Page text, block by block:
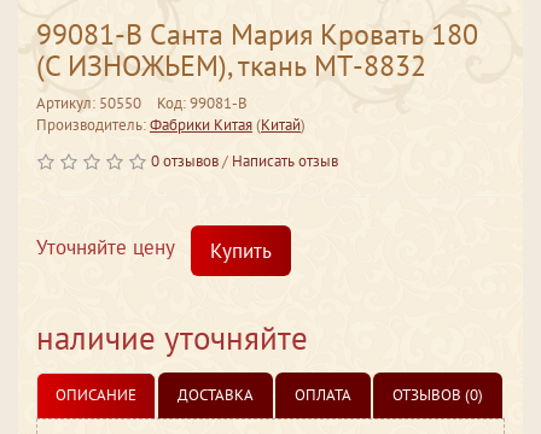
99081-В Санта Мария Кровать 180
(C ИЗНОЖЬЕМ), ткань МТ-8832
Артикул: 50550
Код: 99081-В
Производитель:Фабрики Китая(Китай)
0 отзывов/ Написать отзыв
Уточняйте цену Купить
наличие уточняйте
ОПИСАНИЕ ДОСТАВКА ОПЛАТА ОТЗЫВОВ (0)